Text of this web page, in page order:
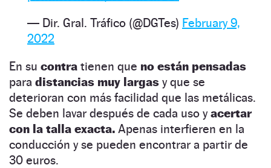
— Dir. Gral. Tráfico (@DGTes) February 9,
2022
En su contra tienen que no están pensadas
para distancias muy largas y que se
deterioran con más facilidad que las metálicas.
Se deben lavar después de cada uso yacertar
con la talla exacta. Apenas interfieren en la
conducción y se pueden encontrar a partir de
30 euros.